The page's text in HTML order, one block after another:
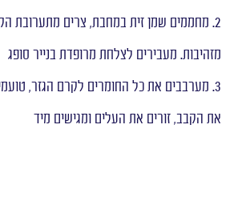
מזהיבות. מעבירים לצלחת מרופדת בנייר סופג
3. מערבבים את כל החומרים לקרם הגזר,
את הקבב, זורים את העלים ומגישים מיד